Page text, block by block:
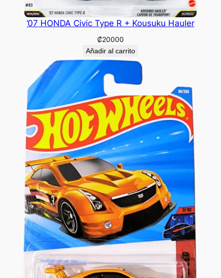
’07 HONDA Civic Type R + Kousuku Hauler
₡20000
Añadir al carrito